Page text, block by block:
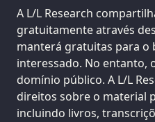
A L/L Research
gratuitamente através
manterá gratuitas para o
interessado. No entanto,
domínio público. A L/L
direitos sobre o material
incluindo livros,